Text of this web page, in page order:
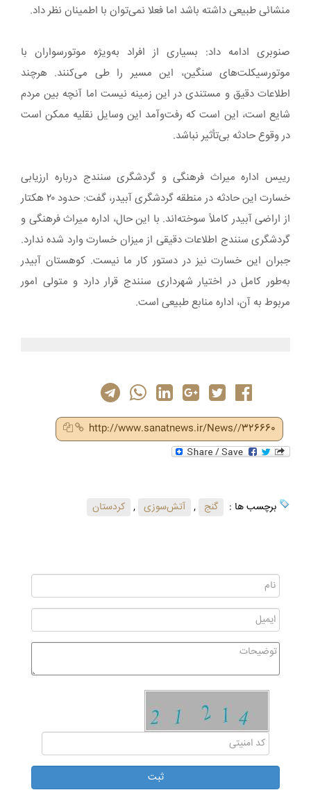
منشائی طبیعی داشته باشد اما فعلا نمی‌توان با اطمینان نظر داد.
صنوبری ادامه داد: بسیاری از افراد به‌ویژه موتورسواران با
موتورسیکلت‌های سنگین، این مسیر را طی می‌کنند. هرچند
اطلاعات دقیق و مستندی در این زمینه نیست اما آنچه بین مردم
شایع است، این است که رفت‌وآمد این وسایل نقلیه ممکن است
در وقوع حادثه بی‌تأثیر نباشد.
رییس اداره میراث فرهنگی و گردشگری سنندج درباره ارزیابی
خسارت این حادثه در منطقه گردشگری آبیدر، گفت: حدود ۲۰ هکتار
از اراضی آبیدر کاملاً سوخته‌اند. با این حال، اداره میراث فرهنگی و
گردشگری سنندج اطلاعات دقیقی از میزان خسارت وارد شده ندارد.
جبران این خسارت نیز در دستور کار ما نیست. کوهستان آبیدر
به‌طور کامل در اختیار شهرداری سنندج قرار دارد و متولی امور
مربوط به آن، اداره منابع طبیعی است.
http://www.sanatnews.ir/News//326660
برچسب ها : گنج , آتش‌سوزی , کردستان